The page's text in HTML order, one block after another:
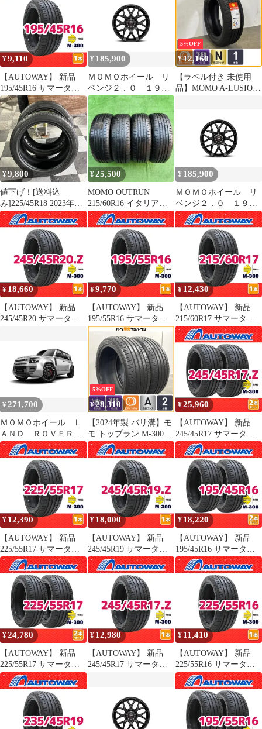
GRヤリス ランサーエ
ボリューション アウデ
ード ヴェルファイア エ
クストレイル CX-30 コ
ンパス
¥9,110
【AUTOWAY】 新品
195/45R16 サマータイ
ヤ MOMO Tires M-300
16インチ １本売り 夏タ
イヤ オートウェイ
¥ 185,900
ＭＯＭＯホイール リ
ベンジ２．０ １９イ
ンチ ４本
5%OFF
¥12,160
【ラベル付き 未使用
品】MOMO A-LUSION
グランド デリカD5 エ
クリプスクロス アウト
ランダー
¥9,800
値下げ！[送料込
み]225/45R18 2023年製
MOMO TOPRUN M300
AS SPORT モモ トップ
ラン M300 AS スポーツ
中古タイヤ2本セット
¥25,500
MOMO OUTRUN
215/60R16 イタリア産
2024年製 4本。
¥ 185,900
ＭＯＭＯホイール リ
ベンジ２．０ １９イ
ンチ ４本
¥ 18,660
【AUTOWAY】 新品
245/45R20 サマータイ
イヤ オートウェイ
¥9,770
【AUTOWAY】 新品
195/55R16 サマータイ
ヤ MOMO Tires M-300
16インチ １本売り 夏タ
イヤ オートウェイ
¥ 12,430
【AUTOWAY】 新品
215/60R17 サマータイ
ヤ MOMO Tires M-300
17インチ １本売り 夏タ
イヤ オートウェイ
¥ 271,700
ＭＯＭＯホイール Ｌ
ＡＮＤ ＲＯＶＥＲ／
ディフェンダー ２０
インチ ４本
5%OFF
¥28,310
【2024年製 バリ溝】モ
モ トップラン M-300
AS SPORT 255/40R20 2
本 レクサス NX ハリア
ー アルファード ヴェル
ファイア インチアップ
¥25,960
【AUTOWAY】 新品
245/45R17 サマータイ
ヤ MOMO Tires M-300
17インチ 2本セット 夏
タイヤ オートウェイ
¥ 12,390
【AUTOWAY】 新品
225/55R17 サマータイ
ヤ MOMO Tires M-300
17インチ １本売り 夏タ
イヤ オートウェイ
¥ 18,000
【AUTOWAY】 新品
245/45R19 サマータイ
ヤ MOMO Tires M-300
19インチ １本売り 夏タ
イヤ オートウェイ
¥ 18,220
【AUTOWAY】 新品
195/45R16 サマータイ
ヤ MOMO Tires M-300
16インチ 2本セット 夏
タイヤ オートウェイ
¥24,780
【AUTOWAY】 新品
225/55R17 サマータイ
ヤ MOMO Tires M-300
17インチ 2本セット 夏
タイヤ オートウェイ
¥ 12,980
【AUTOWAY】 新品
245/45R17 サマータイ
イヤ オートウェイ
¥ 11,410
【AUTOWAY】 新品
225/55R16 サマータイ
ヤ MOMO Tires M-300
16インチ １本売り 夏タ
イヤ オートウェイ